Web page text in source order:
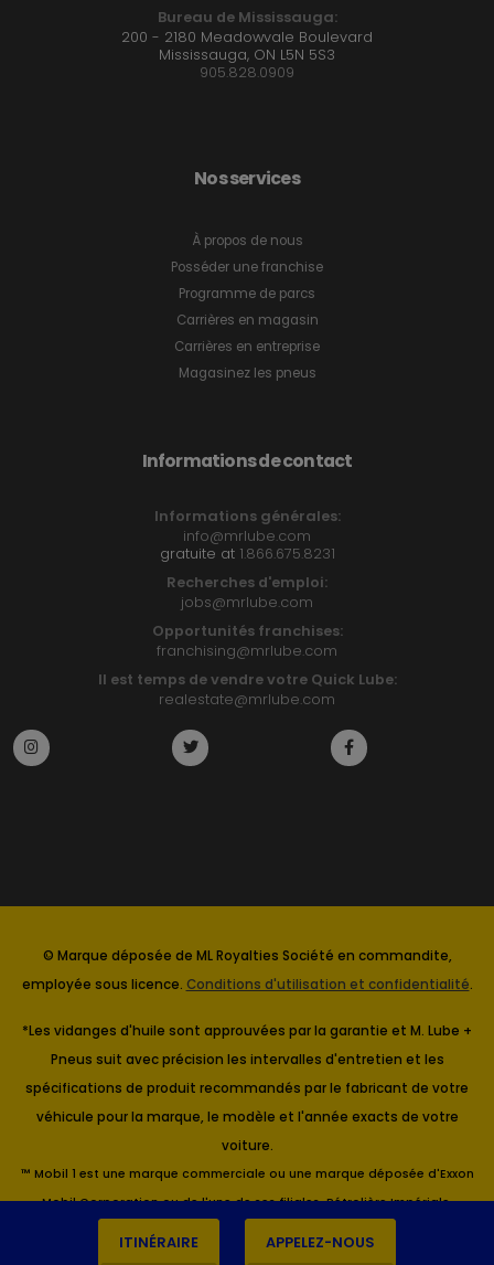
ITINÉRAIRE APPELEZ-NOUS
Bureau de Mississauga:
200 - 2180 Meadowvale Boulevard
Mississauga, ON L5N 5S3
905.828.0909
Nos services
À propos de nous
Posséder une franchise
Programme de parcs
Carrières en magasin
Carrières en entreprise
Magasinez les pneus
Informations de contact
Informations générales:
info@mrlube.com
gratuite at 1.866.675.8231
Recherches d'emploi:
jobs@mrlube.com
Opportunités franchises:
franchising@mrlube.com
Il est temps de vendre votre Quick Lube:
realestate@mrlube.com
© Marque déposée de ML Royalties Société en commandite,
employée sous licence. Conditions d'utilisation et confidentialité.
*Les vidanges d'huile sont approuvées par la garantie et M. Lube +
Pneus suit avec précision les intervalles d'entretien et les
spécifications de produit recommandés par le fabricant de votre
véhicule pour la marque, le modèle et l'année exacts de votre
voiture.
™ Mobil 1 est une marque commerciale ou une marque déposée d'Exxon
Mobil Corporation ou de l'une de ses filiales. Pétrolière Impériale,